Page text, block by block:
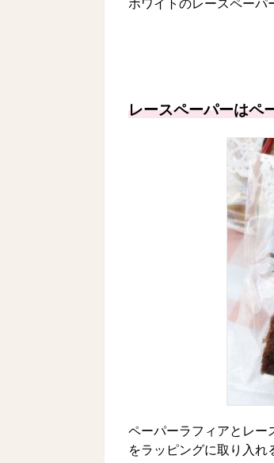
ホワイトのレースペーパ
レースペーパーはペ
ペーパーラフィアとレー
をラッピングに取り入